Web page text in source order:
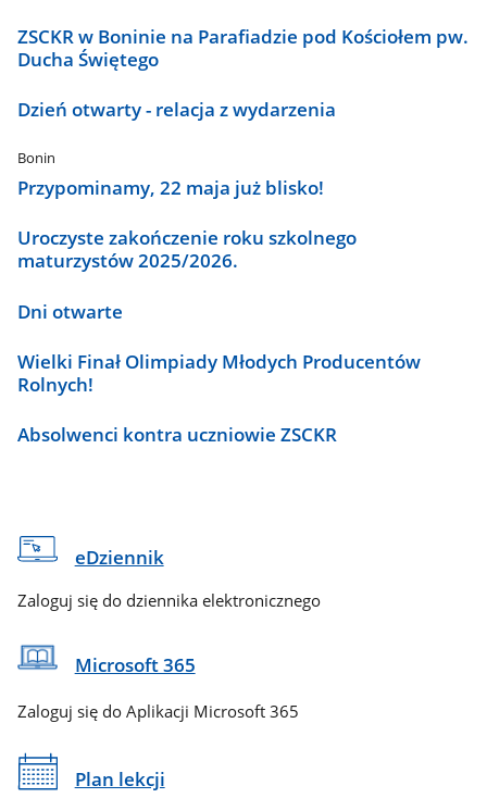
ZSCKR w Boninie na Parafiadzie pod Kościołem pw.
Ducha Świętego
Dzień otwarty - relacja z wydarzenia
Bonin
Przypominamy, 22 maja już blisko!
Uroczyste zakończenie roku szkolnego
maturzystów 2025/2026.
Dni otwarte
Wielki Finał Olimpiady Młodych Producentów
Rolnych!
Absolwenci kontra uczniowie ZSCKR
eDziennik
Zaloguj się do dziennika elektronicznego
Microsoft 365
Zaloguj się do Aplikacji Microsoft 365
Plan lekcji